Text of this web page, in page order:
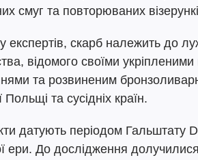
смуг та повторюваних
експертів, скарб належить до
відомого своїми
та розвиненим
Польщі та сусідніх країн.
датують періодом Гальштату
ери. До дослідження